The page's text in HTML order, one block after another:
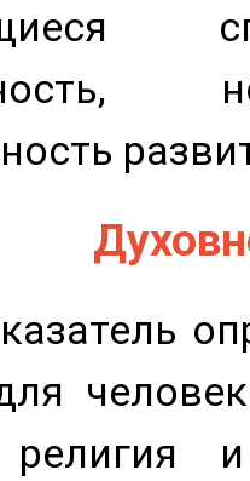
религия